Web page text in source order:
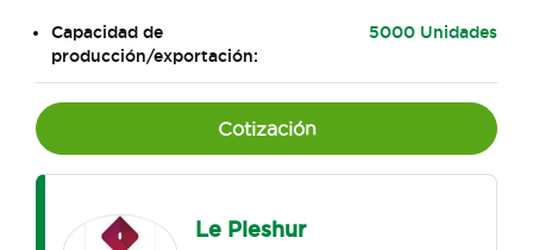
Capacidad de
producción/exportación:
5000 Unidades
Cotización
Le Pleshur